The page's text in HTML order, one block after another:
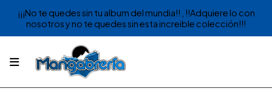
¡¡¡No te quedes sin tu album del mundia!! , !!Adquiere lo con
nosotros y no te quedes sin esta increible colección!!!